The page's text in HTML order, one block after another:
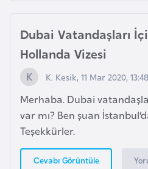
Dubai Vatandaşları
Hollanda Vizesi
K. Kesik, 11 Mar 2020, 13:48
Merhaba. Dubai
var mı? Ben şuan
Teşekkürler.
Cevabı Görüntüle
G
i
e
B
s